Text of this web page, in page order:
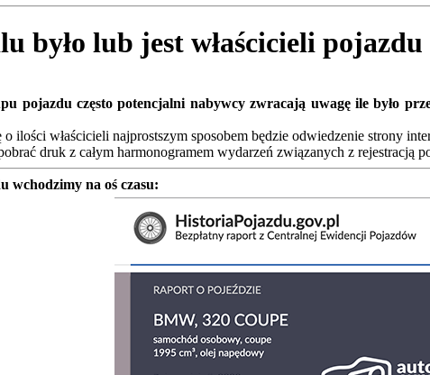
było lub jest właścicieli
pojazdu często potencjalni nabywcy zwracają uwagę ile było
ilości właścicieli najprostszym sposobem będzie odwiedzenie strony
druk z całym harmonogramem wydarzeń związanych z rejestracją
wchodzimy na oś czasu: